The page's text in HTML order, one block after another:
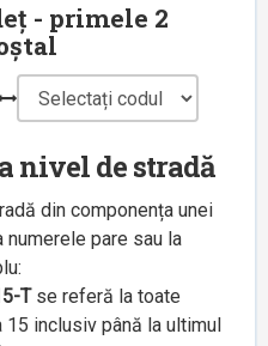
- primele 2
nivel de stradă
din componența unei
pare sau la
Tse referă la toate
15 inclusiv până la ultimul